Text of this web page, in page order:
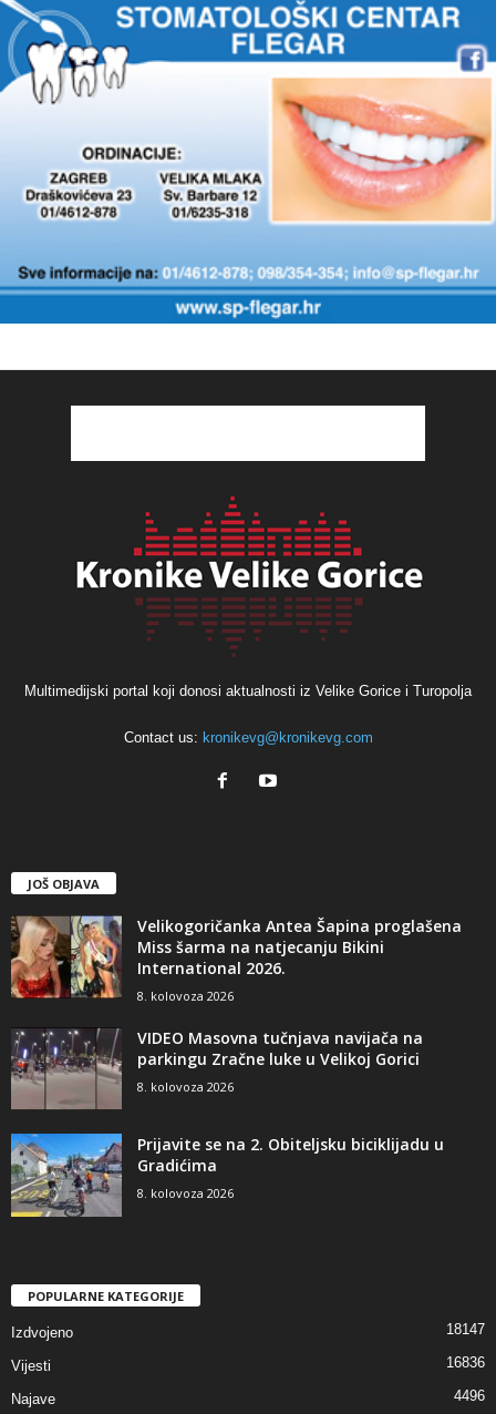
Multimedijski portal koji donosi aktualnosti iz Velike Gorice i Turopolja
Contact us: kronikevg@kronikevg.com
JOŠ OBJAVA
Velikogoričanka Antea Šapina proglašena
Miss šarma na natjecanju Bikini
International 2026.
8. kolovoza 2026
VIDEO Masovna tučnjava navijača na
parkingu Zračne luke u Velikoj Gorici
8. kolovoza 2026
Prijavite se na 2. Obiteljsku biciklijadu u
Gradićima
8. kolovoza 2026
POPULARNE KATEGORIJE
Izdvojeno 18147
Vijesti 16836
Najave 4496